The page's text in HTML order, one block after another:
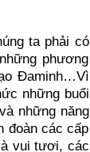
ta phải có
phương
Đaminh…Vì
những buổi
những năng
đoàn các cấp
vui tươi, các